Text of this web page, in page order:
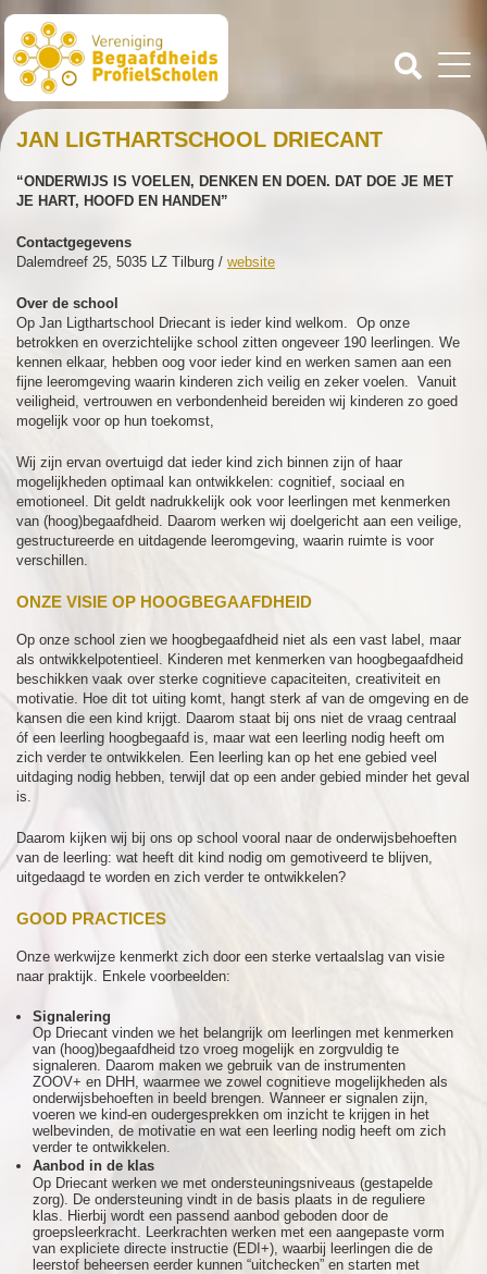
JAN LIGTHARTSCHOOL DRIECANT
“ONDERWIJS IS VOELEN, DENKEN EN DOEN. DAT DOE JE MET
JE HART, HOOFD EN HANDEN”
Contactgegevens
Dalemdreef 25, 5035 LZ Tilburg / website
Over de school
Op Jan Ligthartschool Driecant is ieder kind welkom. Op onze
betrokken en overzichtelijke school zitten ongeveer 190 leerlingen. We
kennen elkaar, hebben oog voor ieder kind en werken samen aan een
fijne leeromgeving waarin kinderen zich veilig en zeker voelen. Vanuit
veiligheid, vertrouwen en verbondenheid bereiden wij kinderen zo goed
mogelijk voor op hun toekomst,
Wij zijn ervan overtuigd dat ieder kind zich binnen zijn of haar
mogelijkheden optimaal kan ontwikkelen: cognitief, sociaal en
emotioneel. Dit geldt nadrukkelijk ook voor leerlingen met kenmerken
van (hoog)begaafdheid. Daarom werken wij doelgericht aan een veilige,
gestructureerde en uitdagende leeromgeving, waarin ruimte is voor
verschillen.
ONZE VISIE OP HOOGBEGAAFDHEID
Op onze school zien we hoogbegaafdheid niet als een vast label, maar
als ontwikkelpotentieel. Kinderen met kenmerken van hoogbegaafdheid
beschikken vaak over sterke cognitieve capaciteiten, creativiteit en
motivatie. Hoe dit tot uiting komt, hangt sterk af van de omgeving en de
kansen die een kind krijgt. Daarom staat bij ons niet de vraag centraal
óf een leerling hoogbegaafd is, maar wat een leerling nodig heeft om
zich verder te ontwikkelen. Een leerling kan op het ene gebied veel
uitdaging nodig hebben, terwijl dat op een ander gebied minder het geval
is.
Daarom kijken wij bij ons op school vooral naar de onderwijsbehoeften
van de leerling: wat heeft dit kind nodig om gemotiveerd te blijven,
uitgedaagd te worden en zich verder te ontwikkelen?
GOOD PRACTICES
Onze werkwijze kenmerkt zich door een sterke vertaalslag van visie
naar praktijk. Enkele voorbeelden:
Signalering
Op Driecant vinden we het belangrijk om leerlingen met kenmerken
van (hoog)begaafdheid tzo vroeg mogelijk en zorgvuldig te
signaleren. Daarom maken we gebruik van de instrumenten
ZOOV+ en DHH, waarmee we zowel cognitieve mogelijkheden als
onderwijsbehoeften in beeld brengen. Wanneer er signalen zijn,
voeren we kind-en oudergesprekken om inzicht te krijgen in het
welbevinden, de motivatie en wat een leerling nodig heeft om zich
verder te ontwikkelen.
Aanbod in de klas
Op Driecant werken we met ondersteuningsniveaus (gestapelde
zorg). De ondersteuning vindt in de basis plaats in de reguliere
klas. Hierbij wordt een passend aanbod geboden door de
groepsleerkracht. Leerkrachten werken met een aangepaste vorm
van expliciete directe instructie (EDI+), waarbij leerlingen die de
leerstof beheersen eerder kunnen “uitchecken” en starten met